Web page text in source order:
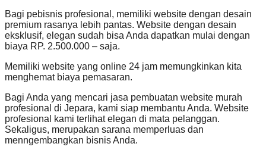
Bagi pebisnis profesional, memiliki website dengan desain
premium rasanya lebih pantas. Website dengan desain
eksklusif, elegan sudah bisa Anda dapatkan mulai dengan
biaya RP. 2.500.000 – saja.
Memiliki website yang online 24 jam memungkinkan kita
menghemat biaya pemasaran.
Bagi Anda yang mencari jasa pembuatan website murah
profesional di Jepara, kami siap membantu Anda. Website
profesional kami terlihat elegan di mata pelanggan.
Sekaligus, merupakan sarana memperluas dan
menngembangkan bisnis Anda.